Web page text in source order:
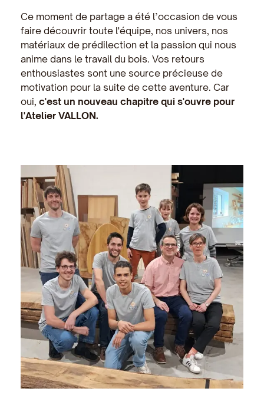
Ce moment de partage a été l’occasion de vous
faire découvrir toute l'équipe, nos univers, nos
matériaux de prédilection et la passion qui nous
anime dans le travail du bois. Vos retours
enthousiastes sont une source précieuse de
motivation pour la suite de cette aventure. Car
oui, c'est un nouveau chapitre qui s'ouvre pour
l'Atelier VALLON.